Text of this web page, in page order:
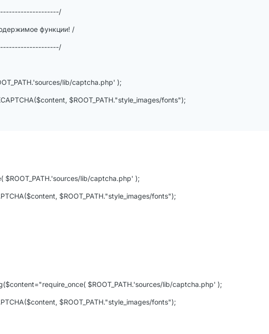
функции! /
lib/captcha.php' );
$ROOT_PATH."style_images/fonts");
$ROOT_PATH.'sources/lib/captcha.php' );
$ROOT_PATH."style_images/fonts");
$ROOT_PATH.'sources/lib/captcha.php' );
$ROOT_PATH."style_images/fonts");